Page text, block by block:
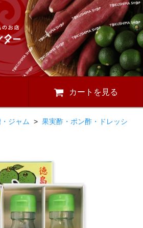
カートを見る
ジャム > 果実酢・ポン酢・ドレッシ